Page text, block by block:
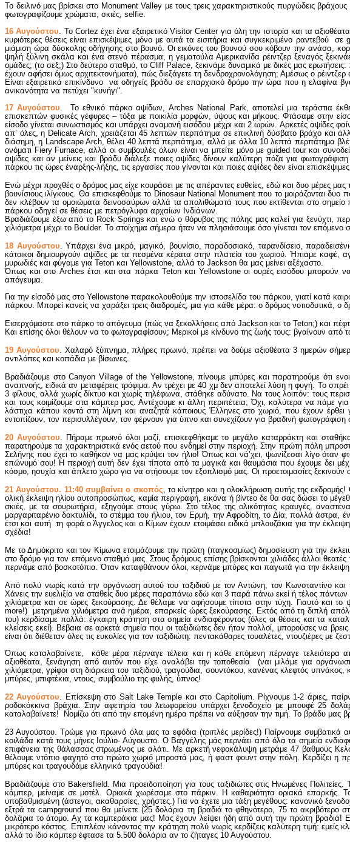
Το δειλινό μας βρίσκει στο Monument Valley με τους τρεις χαρακτηριστικούς πυργώδεις
φωτογραφίζουμε χρώματα, σκιές, selfie.
16 Αυγούστου . Το Cortez έχει ένα εξαιρετικό Visitor Center για όλη την ιστορία και τα
κυριότερες θέσεις είναι επισκέψιμες μόνο με αυτά τα εισιτήρια και συγκεκριμένο
μιάμιση ώρα δύσκολης οδήγησης στο βουνό. Οι εικόνες του βουνού σου κόβουν την ανάσα,
ψηλή ξύλινη σκάλα και ένα στενό πέρασμα, η γεματούλα Αμερικανίδα ρέιντζερ ξεναγός
ομάδες; (το σεξ;) Στο δεύτερο σταθμό, το Cliff Palace, ξεκινάμε δυναμικά με δικές μας
έχουν αφήσει όμως αρχιτεκτονήματα), πώς διεξάγετε τη δενδροχρονολόγηση; Αμέσως ο ρέιντζερ
Είναι εξαιρετικά επικίνδυνο να οδηγείς βράδυ σε επαρχιακό δρόμο την ώρα που η ελαφίνα
ανικανότητα να πετύχει "κυνήγι".
17 Αυγούστου . Το εθνικό πάρκο αψίδων, Arches National Park, αποτελεί μια τεράστια
επισκεπτών φυσικές γέφυρες – τόξα με ποικιλία μορφών, ύψους και μήκους. Φτάσαμε στην
είσοδο γίνεται συνωστισμός και υπάρχει αναμονή εισόδου μέχρι και 2 ωρών. Αρκετές αψίδες
απ’ όλες, η Delicate Arch, χρειάζεται 45 λεπτών περπάτημα σε επικλινή δύσβατο βράχο και
διάσημη, η Landscape Arch, θέλει 40 λεπτά περπάτημα, αλλά με άλλα 10 λεπτά περπάτημα
ονόματι Fiery Furnace, αλλά οι συμβουλές όλων είναι να μπείτε μόνο με guided tour και
αψίδες και αν μείνεις και βράδυ διάλεξε ποιες αψίδες δίνουν καλύτερη πόζα για
πάρκου τις ώρες έναρξης-λήξης, τις εργασίες που γίνονται και ποιες αψίδες δεν είναι επισκέψιμες.
Ενώ μέχρι προχθές ο δρόμος μας είχε κουράσει με τις απέραντες ευθείες, εδώ και δυο μέρες
βουνίσιους ιλίγκους. Θα επισκεφθούμε το Dinosaur National Monument που το μοιράζονται
δεν κλέβουν τα ομοιώματα δεινοσαύρων αλλά τα απολιθώματά τους που εκτίθενται στο
πάρκου οδηγεί σε θέσεις με πετρόγλυφα αρχαίων Ινδιάνων.
Βραδιάζουμε έξω από το Rock Springs και ενώ ο θόρυβος της πόλης μας καλεί για ξενύχτι,
χιλιόμετρα μέχρι το Boulder. To στοίχημα σήμερα ήταν να πλησιάσουμε όσο γίνεται τον
18 Αυγούστου . Υπάρχει ένα μικρό, μαγικό, βουνίσιο, παραδοσιακό, ταρανδίσειο,
κάτοικοι δημιουργούν αψίδες με τα πεσμένα κέρατα στην πλατεία του χωριού. Ήπιαμε καφέ,
μυρωδιές και φύγαμε για Teton και Yellowstone, αλλά το Jac kson θα μας μείνει αξέχαστο.
Όπως και στο Arches έτσι και στα πάρκα Teton και Yellowstone οι ουρές εισόδου μπορούν
απόγευμα.
Για την είσοδό μας στο Yellowstone παρακολουθούμε την ιστοσελίδα του πάρκου, γιατί κατά
πάρκου. Μπορεί κανείς να χαράξει τρεις διαδρομές, μια για κάθε μέρα: ο δρόμος νοτιοδυτικά, ο
Εισερχόμαστε στο πάρκο το απόγευμα (πώς να ξεκολλήσεις από Jackson και το Teton;) και
Και επίσης όλοι θέλουν να το φωτογραφίσουν; Μερικοί με κίνδυνο της ζωής τους: βγαίνουν
19 Αυγούστου . Χαλαρό ξύπνημα, πλήρες πρωινό, πρέπει να δούμε αξιοθέατα 3 ημερών
αντιλόπες και κοπάδια με βίσωνες.
Βραδιάζουμε στο Canyon Village of the Yellowstone, πίνουμε μπύρες και παρατηρούμε ότι
αναπνοής, ειδικά αν μεταφέρεις τρόφιμα. Αν τρέχει με 40 χμ δεν αποτελεί λύση η φυγή. Το
3 φίλους, αλλά χωρίς δίκτυο και χωρίς τηλέφωνα, στάθηκε αδύνατο. Να τους λοιπόν: τους
και τους κοιμίζουμε στα κάμπερ μας. Αντέχουμε κι άλλη περιπέτεια; Όχι, καλύτερα να πάμε
λάστιχα κάπου κοντά στη λίμνη και αναζητά κάποιους Έλληνες στο χωριό, που έχουν
εντοπίζουν, τον περισυλλέγουν, τον φέρνουν για ύπνο και συνεχίζουν για βραδινή
20 Αυγούστου . Πήραμε πρωινό όλοι μαζί, επισκεφθήκαμε το μεγάλο καταρράκτη και
παρατηρούμε τα χαρακτηριστικά ενός αετού που ενδημεί στην περιοχή. Στην πρώτη πόλη
Σελήνης που έχει το καθήκον να μας κρύψει τον ήλιο! Όπως και νά’χει, ψωνίζεσαι λίγο
επώνυμό σου! Η περιοχή αυτή δεν έχει τίποτα από τα μαγικά και θαυμάσια που έχουμε δει
κόσμο, ησυχία και άπλετο χώρο για να στήσουμε τον εξοπλισμό μας. Οι προετοιμασίες
21 Αυγούστου. 11:40 συμβαίνει ο σκοπός , το κίνητρο και η ολοκλήρωση αυτής της
ολική έκλειψη ηλίου αυτοπροσώπως, καμία περιγραφή, εικόνα ή βίντεο δε θα σας δώσει το
σκιές, με τα σουρωτήρια, εξηγούμε στους γύρω. Στο τέλος της ολικότητας κραυγές,
μαργαριταρένιο δακτυλίδι, το στέμμα του ήλιου, τον Ερμή, την Αφροδίτη, το Δία, πολλά
έτσι και αυτή τη φορά ο Άγγελος και ο Κίμων έχουν ετοιμάσει ειδικά μπλουζάκια για την
σχέδια!
Με το Δημόκριτο και τον Κίμωνα ετοιμάζουμε την πρώτη (παγκοσμίως) δημοσίευση για την
στο δρόμο για τον επόμενο σταθμό μας. Στους δρόμους επίσης βρίσκονται χιλιάδες άλλοι
περνάμε από βοσκοτόπια. Όταν καταφθάνουν όλοι, κερνάμε μπύρες και παγωτά για την
Από πολύ νωρίς κατά την οργάνωση αυτού του ταξιδιού με τον Αντώνη, τον Κωνσταντίνο και
Χάνεις την ευελιξία να σταθείς δυο μέρες παραπάνω εδώ και 3 παρά πάνω εκεί ή τέλος
χιλιόμετρα και σε ώρες ξεκούρασης. Δε θέλαμε να αφήσουμε τίποτα στην τύχη. Γιαυτό και
more!) μετρημένα χιλιόμετρα ανά ημέρα, επαρκείς ώρες ξεκούρασης. Εκτός από τη διπλή
του) κερδίσαμε πολλά: έγκαιρη κράτηση στα σημεία ενδιαφέροντος (όλες οι θέσεις και τα
κλείσεις εκεί). Βέβαια σε αρκετά σημεία που οι ταξιδιώτες δεν ήταν πολλοί, μπορούσες να
είναι ότι διέθεταν όλες τις ευκολίες για τον ταξιδιώτη: πεντακάθαρες τουαλέτες, ντουζιέρες
Όπως καταλαβαίνετε, κάθε μέρα πέρναγε τέλεια και η κάθε επόμενη πέρναγε τελειότερα
αξιοθέατα, ξενάγηση από αυτόν που είχε αναλάβει την τοποθεσία (ναι μιλάμε για
χιλιόμετρα, γρίφοι στη διάρκεια του ταξιδιού, τραγούδια, σουντόκου, κανένας κλεφτός
μπύρες, μπιφτέκια, ντους, συμβούλιο της φυλής, ύπνος!
22 Αυγούστου . Επίσκεψη στο Salt Lake Temple και στο Capitolium. Ρίχνουμε 1-2 άριες,
ροδοκόκκινα βράχια. Στην αφετηρία του λεωφορείου υπάρχει ξενοδοχείο με μπουφέ 25
καταλαβαίνετε! Νομίζω ότι από την επομένη ημέρα πρέπει να αύξησαν την τιμή. Το βράδυ μας
23 Αυγούστου. Τρώμε για πρωινό όλα μας τα εφόδια (τριπλές μερίδες!) Παίρνουμε
κοιλάδα κατά τους μήνες Ιούλιο- Αύγουστο. Ο Βαγγέλης μάς περνάει από όλα τα σημεία
επιφάνεια της θάλασσας στρωμένος με αλάτι. Με αρκετή νεφοκάλυψη μετράμε 47 βαθμούς
θέλουμε ντόπιο φαγητό στο πρώτο χωριό μπροστά μας, ή φαστ φουντ στην πόλη. Κερδίζει η
μπύρες και τραγουδάμε ελληνικά τραγούδια!
Βραδιάζουμε στο Bakersfield. Μια προειδοποίηση για τους ταξιδιώτες στις Ηνωμένες
κάμπερ, μείναμε σε μοτέλ. Οριακά χωρέσαμε στο πάρκιν. Η καθαριότητα οριακά
υποβαθμισμένη (άστεγοι, ακαθαρσίες, χρήστες.) Για να έχετε μια τάξη μεγέθους: κανονικό
εξτρά τα campground που θα μείνετε (25 δολάρια τη βραδιά το φθηνότερο, 75 το ακριβότερο
δολάρια το άτομο. Αχ τα καμπεράκια μας! Μας έχουν λείψει ήδη από αυτή την πρώτη βραδιά!
μικρότερο κόστος. Επιπλέον κάνοντας την κράτηση πολύ νωρίς κερδίζεις καλύτερη τιμή:
αλλά το ίδιο κάμπερ έφτασε τα 5.500 δολάρια αν το ζήταγες 10 Αυγούστου.